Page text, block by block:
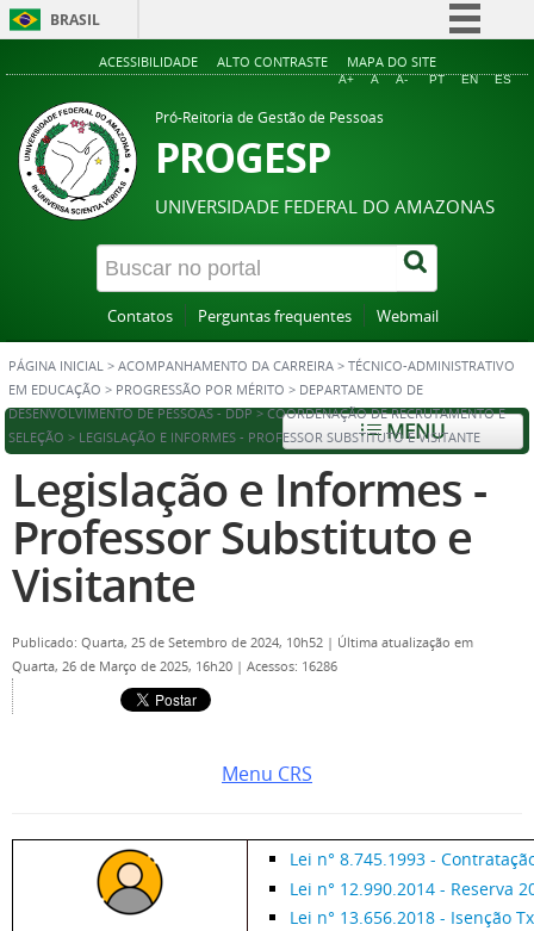
BRASIL
Simplifique!
Acesso à informação
Legislação
Canais
ACESSIBILIDADE ALTO CONTRASTE MAPA DO SITE
A+ A A- PT EN ES
Pró-Reitoria de Gestão de Pessoas
PROGESP
UNIVERSIDADE FEDERAL DO AMAZONAS
Contatos Perguntas frequentes Webmail
PÁGINA INICIAL > ACOMPANHAMENTO DA CARREIRA > TÉCNICO-ADMINISTRATIVO
EM EDUCAÇÃO > PROGRESSÃO POR MÉRITO > DEPARTAMENTO DE
DESENVOLVIMENTO DE PESSOAS - DDP > COORDENAÇÃO DE RECRUTAMENTO E
SELEÇÃO > LEGISLAÇÃO E INFORMES - PROFESSOR SUBSTITUTO E VISITANTE
MENU
Legislação e Informes -
Professor Substituto e
Visitante
Publicado: Quarta, 25 de Setembro de 2024, 10h52 | Última atualização em
Quarta, 26 de Março de 2025, 16h20 | Acessos: 16286
Menu CRS
Lei n° 8.745.1993 -
Lei n° 12.990.2014 - Reserva
Lei n° 13.656.2018 - Isenção